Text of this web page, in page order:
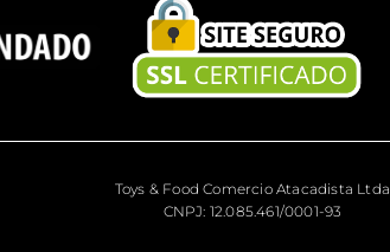
Toys & Food Comercio Atacadista Ltda
CNPJ: 12.085.461/0001-93